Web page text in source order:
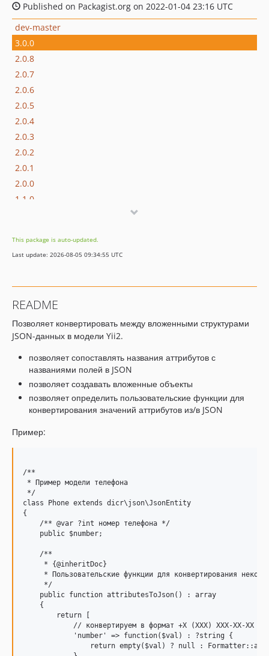
Published on Packagist.org on 2022-01-04 23:16 UTC
dev-master
3.0.0
2.0.8
2.0.7
2.0.6
2.0.5
2.0.4
2.0.3
2.0.2
2.0.1
2.0.0
1.1.0
This package is auto-updated.
Last update: 2026-08-05 09:34:55 UTC
README
Позволяет конвертировать между вложенными структурами
JSON-данных в модели Yii2.
позволяет сопоставлять названия аттрибутов с
названиями полей в JSON
позволяет создавать вложенные объекты
позволяет определить пользовательские функции для
конвертирования значений аттрибутов из/в JSON
Пример:
/**
* Пример модели телефона
*/
class Phone extends dicr\json\JsonEntity
{
    /** @var ?int номер телефона */
    public $number;
    /**
     * {@inheritDoc}
* Пользовательские функции для конвертирования
     */
    public function attributesToJson() : array
    {
        return [
// конвертируем в формат +X (XXX) XXX-XX-XX
            'number' => function($val) : ?string {
return empty($val) ? null :